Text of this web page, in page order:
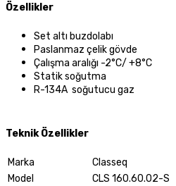
Özellikler
Set altı buzdolabı
Paslanmaz çelik gövde
Çalışma aralığı -2°C/ +8°C
Statik soğutma
R-134A soğutucu gaz
Teknik Özellikler
Marka
Classeq
Model
CLS 160.60.02-S